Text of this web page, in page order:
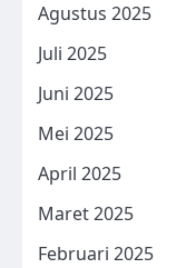
Agustus 2025
Juli 2025
Juni 2025
Mei 2025
April 2025
Maret 2025
Februari 2025